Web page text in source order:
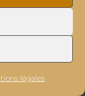
légales